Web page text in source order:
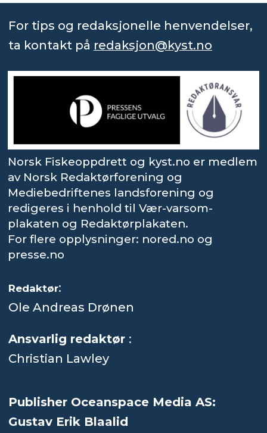
For tips og redaksjonelle henvendelser,
ta kontakt på redaksjon@kyst.no
Norsk Fiskeoppdrett og kyst.no er medlem
av Norsk Redaktørforening og
Mediebedriftenes landsforening og
redigeres i henhold til Vær-varsom-
plakaten og Redaktørplakaten.
For flere opplysninger: nored.no og
presse.no
Redaktør:
Ole Andreas Drønen
Ansvarlig redaktør :
Christian Lawley
Publisher Oceanspace Media AS:
Gustav Erik Blaalid